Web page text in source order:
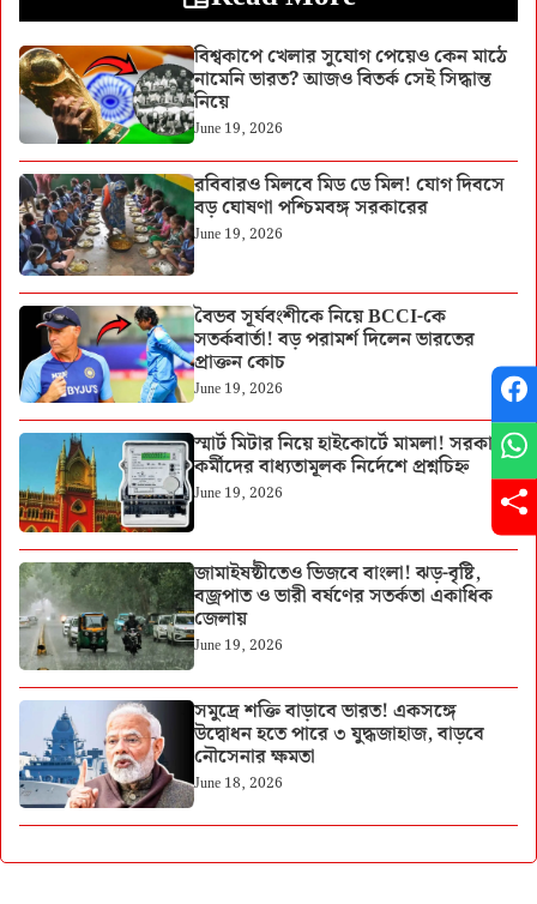
বিশ্বকাপে খেলার সুযোগ পেয়েও কেন মাঠে
নামেনি ভারত? আজও বিতর্ক সেই সিদ্ধান্ত
নিয়ে
June 19, 2026
রবিবারও মিলবে মিড ডে মিল! যোগ দিবসে
বড় ঘোষণা পশ্চিমবঙ্গ সরকারের
June 19, 2026
বৈভব সূর্যবংশীকে নিয়ে BCCI-কে
সতর্কবার্তা! বড় পরামর্শ দিলেন ভারতের
প্রাক্তন কোচ
June 19, 2026
স্মার্ট মিটার নিয়ে হাইকোর্টে মামলা! সরকারি
কর্মীদের বাধ্যতামূলক নির্দেশে প্রশ্নচিহ্ন
June 19, 2026
জামাইষষ্ঠীতেও ভিজবে বাংলা! ঝড়-বৃষ্টি,
বজ্রপাত ও ভারী বর্ষণের সতর্কতা একাধিক
জেলায়
June 19, 2026
সমুদ্রে শক্তি বাড়াবে ভারত! একসঙ্গে
উদ্বোধন হতে পারে ৩ যুদ্ধজাহাজ, বাড়বে
নৌসেনার ক্ষমতা
June 18, 2026